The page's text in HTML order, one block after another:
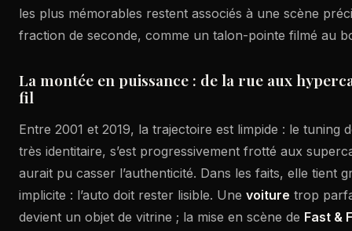
les plus mémorables restent associés à une scène
fraction de seconde, comme un talon-pointe filmé au
La montée en puissance : de la rue aux
fil
Entre 2001 et 2019, la trajectoire est limpide : le tuning
très identitaire, s’est progressivement frotté aux
aurait pu casser l’authenticité. Dans les faits, elle tient
implicite : l’auto doit rester lisible. Une voiture trop
devient un objet de vitrine ; la mise en scène de Fast &